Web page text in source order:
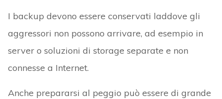
I backup devono essere conservati laddove gli
aggressori non possono arrivare, ad esempio in
server o soluzioni di storage separate e non
connesse a Internet.
Anche prepararsi al peggio può essere di grande